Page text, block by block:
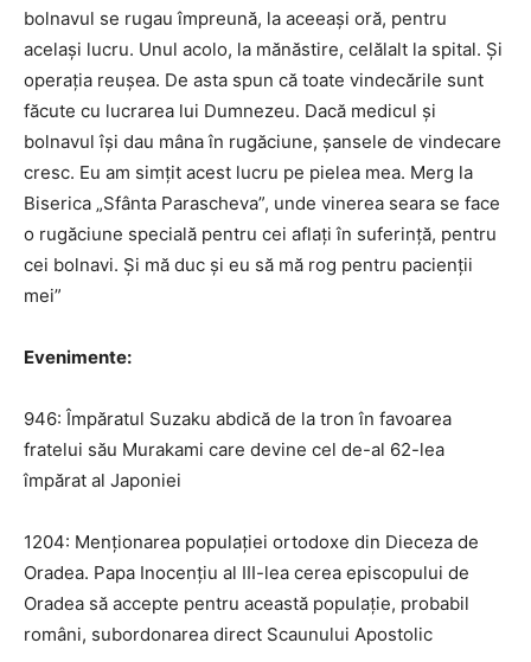
bolnavul se rugau împreună, la aceeași oră, pentru
același lucru. Unul acolo, la mănăstire, celălalt la spital. Și
operația reușea. De asta spun că toate vindecările sunt
făcute cu lucrarea lui Dumnezeu. Dacă medicul și
bolnavul își dau mâna în rugăciune, șansele de vindecare
cresc. Eu am simțit acest lucru pe pielea mea. Merg la
Biserica „Sfânta Parascheva”, unde vinerea seara se face
o rugăciune specială pentru cei aflați în suferință, pentru
cei bolnavi. Și mă duc și eu să mă rog pentru pacienții
mei”
Evenimente:
946: Împăratul Suzaku abdică de la tron în favoarea
fratelui său Murakami care devine cel de-al 62-lea
împărat al Japoniei
1204: Menționarea populației ortodoxe din Dieceza de
Oradea. Papa Inocențiu al III-lea cerea episcopului de
Oradea să accepte pentru această populație, probabil
români, subordonarea direct Scaunului Apostolic